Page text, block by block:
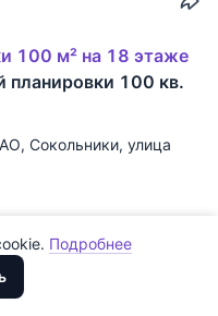
100 м² на 18 этаже
планировки 100 кв.
, Сокольники, улица
на парк Сокольники.
Премиальные
0
Подробнее
для обеспечения
действий на веб-сайте